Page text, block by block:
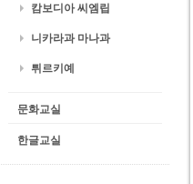
캄보디아 씨엠립
니카라과 마나과
튀르키예
문화교실
한글교실